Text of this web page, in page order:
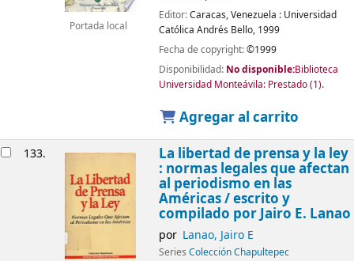
Portada local
Editor:Caracas, Venezuela : Universidad
Católica Andrés Bello, 1999
Fecha de copyright:©1999
Disponibilidad: No disponible:Biblioteca
Universidad Monteávila: Prestado(1).
Agregar al carrito
133. La libertad de prensa y la ley
: normas legales que afectan
al periodismo en las
Américas /escrito y
compilado por Jairo E. Lanao
por Lanao, Jairo E
Series Colección Chapultepec